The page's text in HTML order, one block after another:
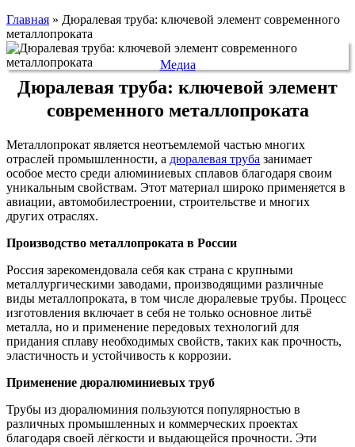
Главная » Дюралевая труба: ключевой элемент современного
металлопроката
Медиа
Дюралевая труба: ключевой элемент
современного металлопроката
Металлопрокат является неотъемлемой частью многих
отраслей промышленности, а дюралевая труба занимает
особое место среди алюминиевых сплавов благодаря своим
уникальным свойствам. Этот материал широко применяется в
авиации, автомобилестроении, строительстве и многих
других отраслях.
Производство металлопроката в России
Россия зарекомендовала себя как страна с крупными
металлургическими заводами, производящими различные
виды металлопроката, в том числе дюралевые трубы. Процесс
изготовления включает в себя не только основное литьё
металла, но и применение передовых технологий для
придания сплаву необходимых свойств, таких как прочность,
эластичность и устойчивость к коррозии.
Применение дюралюминиевых труб
Трубы из дюралюминия пользуются популярностью в
различных промышленных и коммерческих проектах
благодаря своей лёгкости и выдающейся прочности. Эти